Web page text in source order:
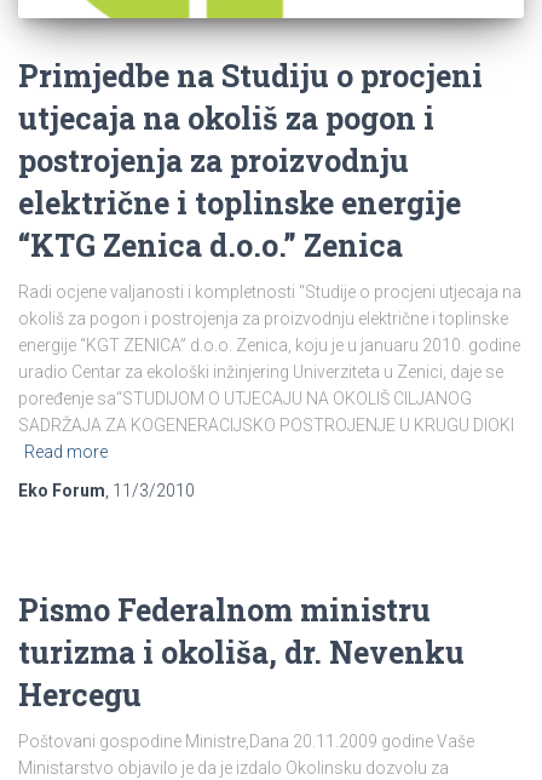
Primjedbe na Studiju o procjeni
utjecaja na okoliš za pogon i
postrojenja za proizvodnju
električne i toplinske energije
“KTG Zenica d.o.o.” Zenica
Radi ocjene valjanosti i kompletnosti “Studije o procjeni utjecaja na
okoliš za pogon i postrojenja za proizvodnju električne i toplinske
energije “KGT ZENICA” d.o.o. Zenica, koju je u januaru 2010. godine
uradio Centar za ekološki inžinjering Univerziteta u Zenici, daje se
poređenje sa“STUDIJOM O UTJECAJU NA OKOLIŠ CILJANOG
SADRŽAJA ZA KOGENERACIJSKO POSTROJENJE U KRUGU DIOKI
Read more
Eko Forum, 11/3/2010
Pismo Federalnom ministru
turizma i okoliša, dr. Nevenku
Hercegu
Poštovani gospodine Ministre,Dana 20.11.2009 godine Vaše
Ministarstvo objavilo je da je izdalo Okolinsku dozvolu za